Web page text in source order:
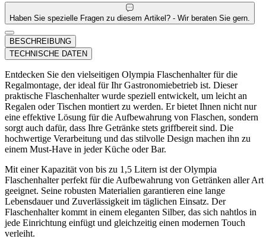
Haben Sie spezielle Fragen zu diesem Artikel? - Wir beraten Sie gern.
BESCHREIBUNG
TECHNISCHE DATEN
Entdecken Sie den vielseitigen Olympia Flaschenhalter für die
Regalmontage, der ideal für Ihr Gastronomiebetrieb ist. Dieser
praktische Flaschenhalter wurde speziell entwickelt, um leicht an
Regalen oder Tischen montiert zu werden. Er bietet Ihnen nicht nur
eine effektive Lösung für die Aufbewahrung von Flaschen, sondern
sorgt auch dafür, dass Ihre Getränke stets griffbereit sind. Die
hochwertige Verarbeitung und das stilvolle Design machen ihn zu
einem Must-Have in jeder Küche oder Bar.
Mit einer Kapazität von bis zu 1,5 Litern ist der Olympia
Flaschenhalter perfekt für die Aufbewahrung von Getränken aller Art
geeignet. Seine robusten Materialien garantieren eine lange
Lebensdauer und Zuverlässigkeit im täglichen Einsatz. Der
Flaschenhalter kommt in einem eleganten Silber, das sich nahtlos in
jede Einrichtung einfügt und gleichzeitig einen modernen Touch
verleiht.